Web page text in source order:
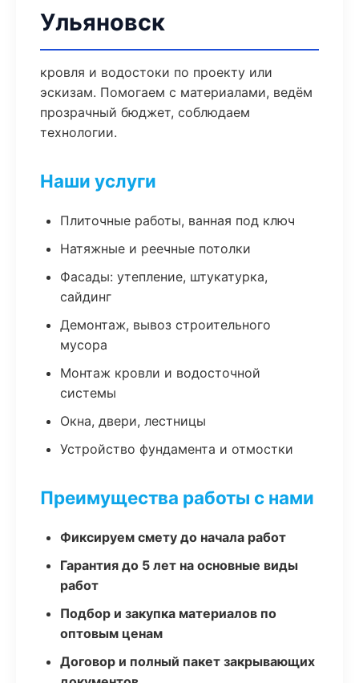
Ульяновск
кровля и водостоки по проекту или
эскизам. Помогаем с материалами, ведём
прозрачный бюджет, соблюдаем
технологии.
Наши услуги
Плиточные работы, ванная под ключ
Натяжные и реечные потолки
Фасады: утепление, штукатурка,
сайдинг
Демонтаж, вывоз строительного
мусора
Монтаж кровли и водосточной
системы
Окна, двери, лестницы
Устройство фундамента и отмостки
Преимущества работы с нами
Фиксируем смету до начала работ
Гарантия до 5 лет на основные виды
работ
Подбор и закупка материалов по
оптовым ценам
Договор и полный пакет закрывающих